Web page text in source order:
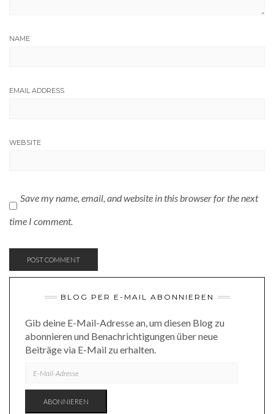
NAME
EMAIL ADDRESS
WEBSITE
Save my name, email, and website in this browser for the next
time I comment.
BLOG PER E-MAIL ABONNIEREN
Gib deine E-Mail-Adresse an, um diesen Blog zu
abonnieren und Benachrichtigungen über neue
Beiträge via E-Mail zu erhalten.
MAIL-
ABONNIEREN